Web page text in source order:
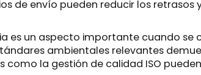
de envío pueden reducir los retrasos
es un aspecto importante cuando
ambientales relevantes
la gestión de calidad ISO